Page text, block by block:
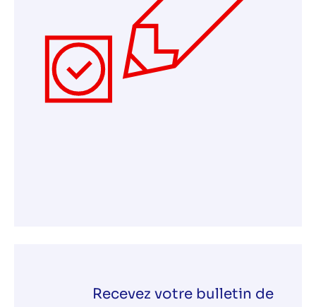
Recevez votre bulletin de